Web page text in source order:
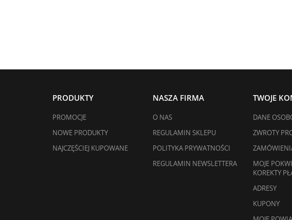
PRODUKTY
PROMOCJE
NOWE PRODUKTY
NAJCZĘŚCIEJ KUPOWANE
NASZA FIRMA
O NAS
REGULAMIN SKLEPU
POLITYKA PRYWATNOŚCI
REGULAMIN NEWSLETTERA
TWOJE
DANE
ZWROTY
MOJE
KOREKTY
ADRESY
KUPONY